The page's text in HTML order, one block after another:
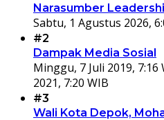
Narasumber
Sabtu, 1 Agustus 2026,
#2
Dampak Media Sosial
Minggu, 7 Juli 2019, 7:16
2021, 7:20 WIB
#3
Wali Kota Depok,